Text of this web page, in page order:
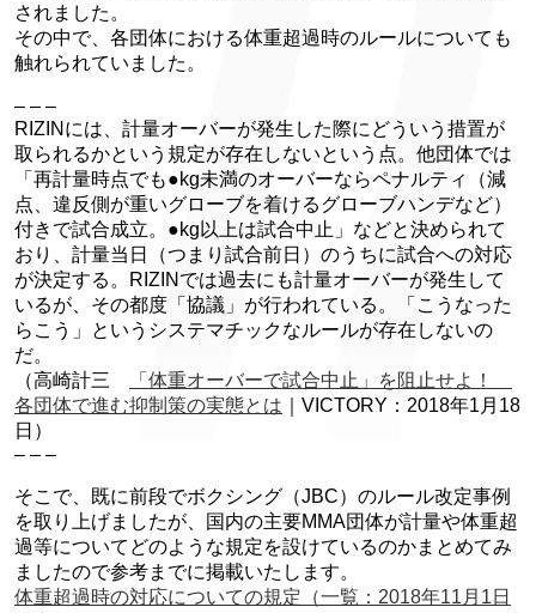
されました。
その中で、各団体における体重超過時のルールについても
触れられていました。
– – –
RIZINには、計量オーバーが発生した際にどういう措置が
取られるかという規定が存在しないという点。他団体では
「再計量時点でも●kg未満のオーバーならペナルティ（減
点、違反側が重いグローブを着けるグローブハンデなど）
付きで試合成立。●kg以上は試合中止」などと決められて
おり、計量当日（つまり試合前日）のうちに試合への対応
が決定する。RIZINでは過去にも計量オーバーが発生して
いるが、その都度「協議」が行われている。「こうなった
らこう」というシステマチックなルールが存在しないの
だ。
（高崎計三
「体重オーバーで試合中止」を阻止せよ！
各団体で進む抑制策の実態とは ｜VICTORY：2018年1月18
日）
– – –
そこで、既に前段でボクシング（JBC）のルール改定事例
を取り上げましたが、国内の主要MMA団体が計量や体重超
過等についてどのような規定を設けているのかまとめてみ
ましたので参考までに掲載いたします。
体重超過時の対応についての規定（一覧：2018年11月1日